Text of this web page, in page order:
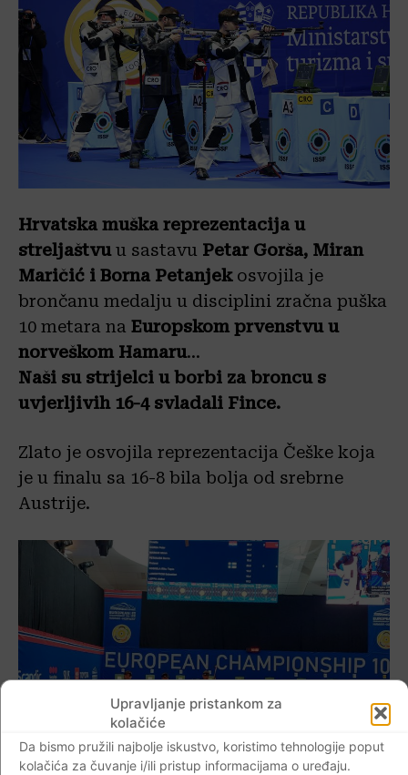
Upravljanje pristankom za
kolačiće
Da bismo pružili najbolje iskustvo, koristimo tehnologije poput
kolačića za čuvanje i/ili pristup informacijama o uređaju.
Hrvatska muška reprezentacija u
streljaštvu u sastavu Petar Gorša, Miran
Maričić i Borna Petanjekosvojila je
brončanu medalju u disciplini zračna puška
10 metara na Europskom prvenstvu u
norveškom Hamaru…
Naši su strijelci u borbi za broncu s
uvjerljivih 16-4 svladali Fince.
Zlato je osvojila reprezentacija Češke koja
je u finalu sa 16-8 bila bolja od srebrne
Austrije.
BRAVO PETAR, MIRAN I BORNA!…Foto-facebook